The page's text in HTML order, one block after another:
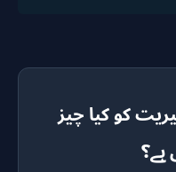
کو کیا چیز
ہے؟